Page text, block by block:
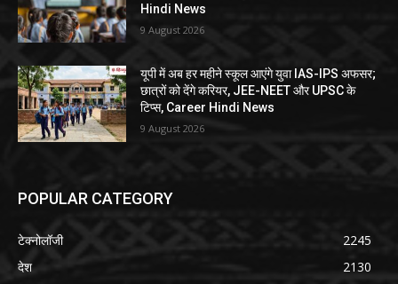
Hindi News
9 August 2026
यूपी में अब हर महीने स्कूल आएंगे युवा IAS-IPS अफसर;
छात्रों को देंगे करियर, JEE-NEET और UPSC के
टिप्स, Career Hindi News
9 August 2026
POPULAR CATEGORY
टेक्नोलॉजी
2245
देश
2130